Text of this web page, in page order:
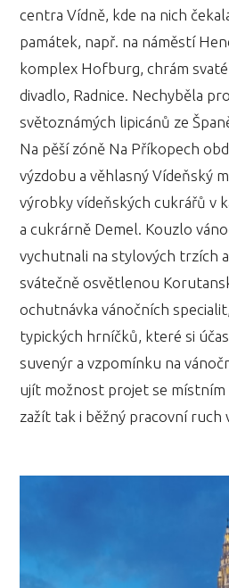
centra Vídně, kde na nich
památek, např. na náměstí
komplex Hofburg, chrám
divadlo, Radnice. Nechyběla
světoznámých lipicánů ze
Na pěší zóně Na Příkopech
výzdobu a věhlasný Vídeňský
výrobky vídeňských cukrářů v
a cukrárně Demel. Kouzlo
vychutnali na stylových trzích
svátečně osvětlenou
ochutnávka vánočních
typických hrníčků, které si
suvenýr a vzpomínku na
ujít možnost projet se místním
zažít tak i běžný pracovní ruch